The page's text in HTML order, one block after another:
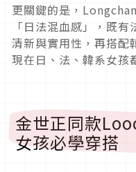
更關鍵的是，
「日法混血感」，既
清新與實用性，再搭配
現在日、法、韓系女孩
金世正同款
女孩必學穿搭